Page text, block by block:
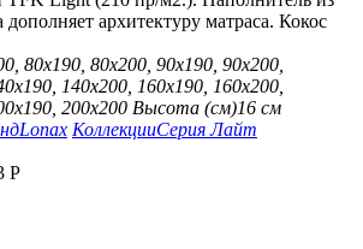
дополняет архитектуру матраса. Кокос
80х190, 80х200, 90х190, 90х200,
140х200, 160х190, 160х200,
200х200 Высота (см)16 см
Lonax КоллекцииСерия Лайт
Р